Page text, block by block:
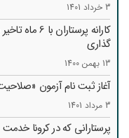
3 خرداد 1401
کارانه‌
گذاری
13 بهمن 1400
آغاز ثبت نام آزمون
3 مرداد 1401
پرستارانی که در کرونا